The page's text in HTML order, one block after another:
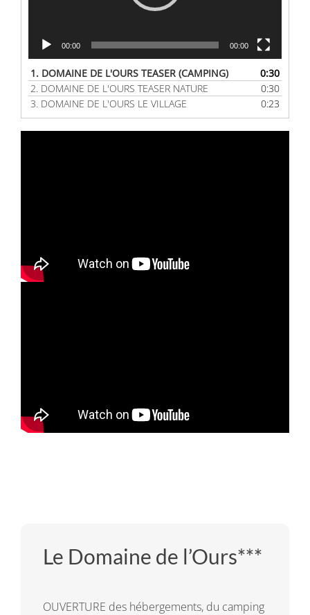
Langue :
00:00 00:00
1. DOMAINE DE L'OURS TEASER (CAMPING)
0:30
2. DOMAINE DE L'OURS TEASER NATURE
0:30
3. DOMAINE DE L'OURS LE VILLAGE 0:23
Le Domaine de l’Ours***
OUVERTURE des hébergements, du camping